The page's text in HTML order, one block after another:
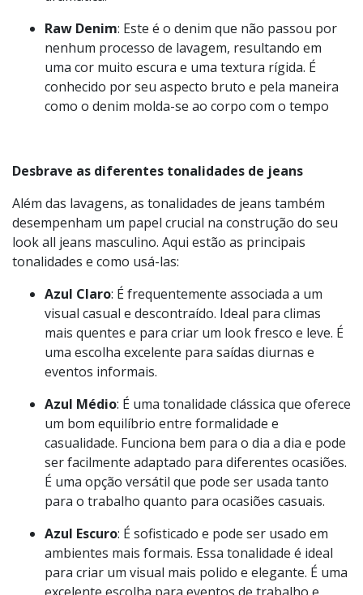
jeans. É criado através de um processo químico
que resulta em manchas e uma aparência
dramática.
Raw Denim: Este é o denim que não passou por
nenhum processo de lavagem, resultando em
como o denim molda-se ao corpo com o tempo
Desbrave as diferentes tonalidades de jeans
desempenham um papel crucial na construção do seu
look all jeans masculino. Aqui estão as principais
tonalidades e como usá-las:
Azul Claro: É frequentemente associada a um
mais quentes e para criar um look fresco e leve. É
uma escolha excelente para saídas diurnas e
eventos informais.
Azul Médio: É uma tonalidade clássica que oferece
um bom equilíbrio entre formalidade e
casualidade. Funciona bem para o dia a dia e pode
ser facilmente adaptado para diferentes ocasiões.
É uma opção versátil que pode ser usada tanto
para o trabalho quanto para ocasiões casuais.